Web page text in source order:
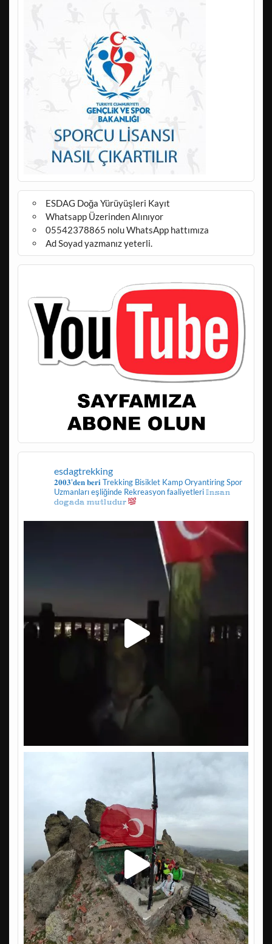
ESDAG Doğa Yürüyüşleri Kayıt
Whatsapp Üzerinden Alınıyor
05542378865 nolu WhatsApp hattımıza
Ad Soyad yazmanız yeterli.
esdagtrekking
𝟐𝟎𝟎𝟑'𝐝𝐞𝐧 𝐛𝐞𝐫𝐢 TrekkingBisikletKampOryantiringSpor
Uzmanları eşliğinde Rekreasyon faaliyetleri𝕀𝕟𝕤𝕒𝕟
𝕕𝕠𝕘𝕒𝕕𝕒 𝕞𝕦𝕥𝕝𝕦𝕕𝕦𝕣